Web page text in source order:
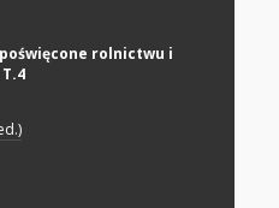
rolnictwu i